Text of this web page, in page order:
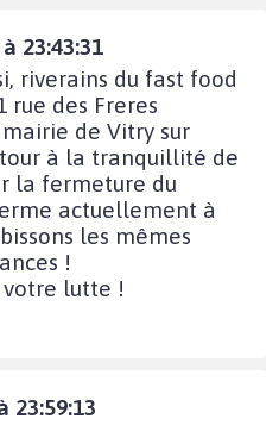
23:43:31
riverains du fast food
rue des Freres
de Vitry sur
à la tranquillité de
la fermeture du
actuellement à
les mêmes
!
votre lutte !
23:59:13